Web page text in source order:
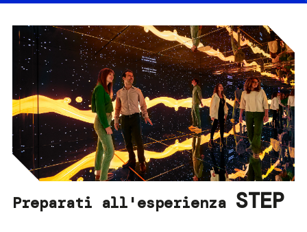
Preparati all'esperienza STEP